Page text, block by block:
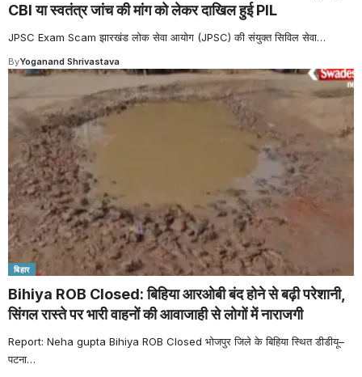
CBI या स्वतंत्र जांच की मांग को लेकर दाखिल हुई PIL
JPSC Exam Scam झारखंड लोक सेवा आयोग (JPSC) की संयुक्त सिविल सेवा…
ByYoganand Shrivastava
बिहार
Bihiya ROB Closed: बिहिया आरओबी बंद होने से बढ़ी परेशानी,
सिंगल रास्ते पर भारी वाहनों की आवाजाही से लोगों में नाराजगी
Report: Neha gupta Bihiya ROB Closed भोजपुर जिले के बिहिया स्थित डीडीयू–
पटना…